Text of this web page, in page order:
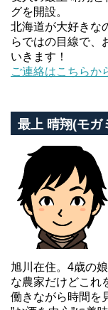
グを開設。
北海道が大好きな
らではの目線で、
いきます！
ご連絡はこちらか
最上 晴翔(モガ
旭川在住。4歳の
な農家だけどこれ
働きながら時間を